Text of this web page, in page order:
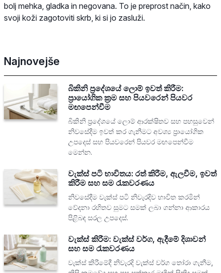
bolj mehka, gladka in negovana. To je preprost način, kako
svoji koži zagotoviti skrb, ki si jo zasluži.
Najnovejše
බිකිනි ප්‍රදේශයේ ලොම් ඉවත් කිරීම:
ප්‍රායෝගික ක්‍රම සහ පියවරෙන් පියවර
මඟපෙන්වීම
බිකිනි ප්‍රදේශයේ ලොම් ආරක්ෂිතව සහ පහසුවෙන්
නිවසේදීම ඉවත් කර ගැනීමට අවශ්‍ය ප්‍රායෝගික
උපදෙස් සහ පියවරෙන් පියවර මඟපෙන්වීම
මෙන්න.
වැක්ස් පටි භාවිතය: රත් කිරීම, ඇලවීම, ඉවත්
කිරීම සහ සම රැකවරණය
නිවසේදීම වැක්ස් පටි නිවැරදිව භාවිත කරමින්
වේදනා රහිතව සුමට සමක් ලබා ගන්නා ආකාරය
පිළිබඳ සරල උපදෙස්.
වැක්ස් කිරීම: වැක්ස් වර්ග, ඇදීමේ දිශාවන්
සහ සම රැකවරණය
වැක්ස් කිරීමේදී නිවැරදි වැක්ස් වර්ග තෝරා ගැනීම,